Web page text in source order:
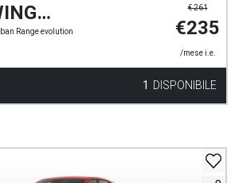
€ 261
€235
/mese i.e.
RENAULT TWINGO EL
Range evolution
1 DISPONIBILE